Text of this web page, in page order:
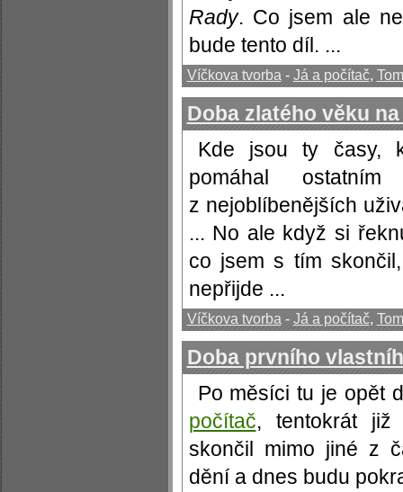
Rady. Co jsem ale
bude tento díl. ...
Víčkova tvorba - Já a počítač,
Doba zlatého věku
Kde jsou ty časy,
pomáhal
z nejoblíbenějších
... No ale když si
co jsem s tím
nepřijde ...
Víčkova tvorba - Já a počítač,
Doba prvního
Po měsíci tu je opět
počítač, tentokrát
skončil mimo jiné z
dění a dnes budu